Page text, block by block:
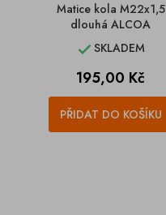
Matice kola M22x1,5
dlouhá ALCOA
SKLADEM
Cena
195,00 Kč
PŘIDAT DO KOŠÍKU